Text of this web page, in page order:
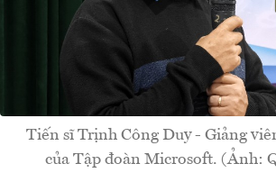
Tiến sĩ Trịnh Công Duy - Giảng
của Tập đoàn Microsoft. (Ảnh: